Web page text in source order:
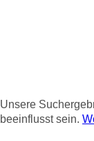
Unsere
beeinflusst sein.